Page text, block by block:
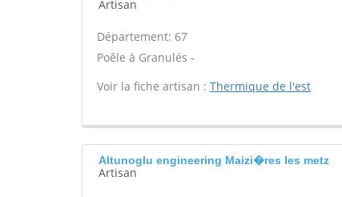
Artisan
Département: 67
Poêle à Granulés -
Voir la fiche artisan : Thermique de l'est
Altunoglu engineering Maizi�res les metz
Artisan